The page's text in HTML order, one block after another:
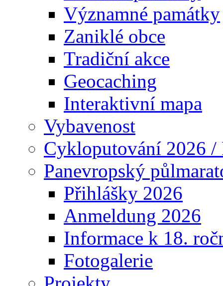
Významné památky
Zaniklé obce
Tradiční akce
Geocaching
Interaktivní mapa
Vybavenost
Cykloputování 2026 /
Panevropský
Přihlášky 2026
Anmeldung 2026
Informace k 18.
Fotogalerie